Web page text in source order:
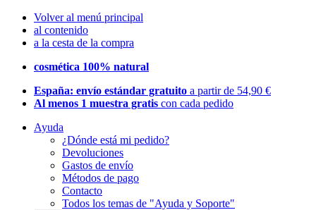
Volver al menú principal
al contenido
a la cesta de la compra
cosmética 100% natural
España: envío estándar gratuito a partir de 54,90 €
Al menos 1 muestra gratis con cada pedido
Ayuda
¿Dónde está mi pedido?
Devoluciones
Gastos de envío
Métodos de pago
Contacto
Todos los temas de "Ayuda y Soporte"